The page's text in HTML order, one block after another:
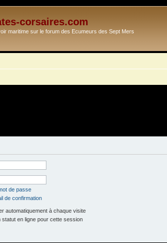
corsaires.com
maritime sur le forum des Ecumeurs des Sept Mers
de passe
de confirmation
automatiquement à chaque visite
statut en ligne pour cette session